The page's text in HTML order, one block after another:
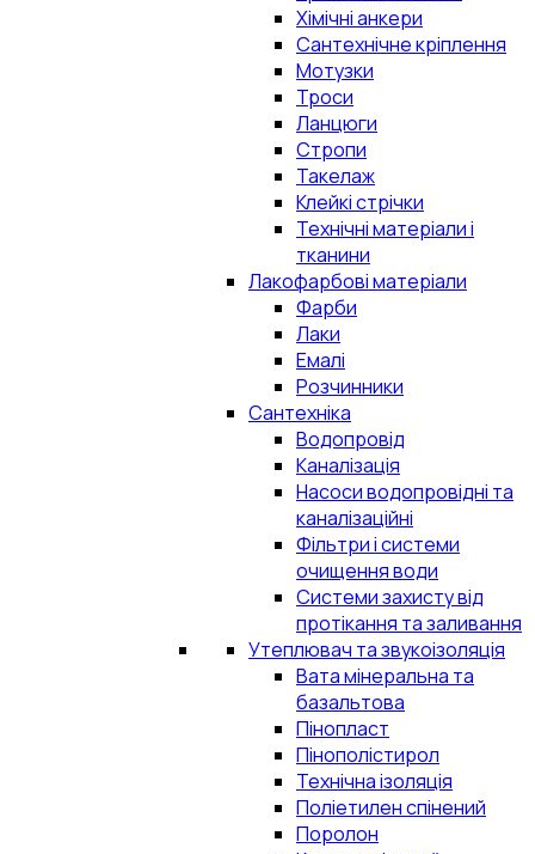
Хімічні анкери
Сантехнічне кріплення
Мотузки
Троси
Ланцюги
Стропи
Такелаж
Клейкі стрічки
Технічні матеріали і
тканини
Лакофарбові матеріали
Фарби
Лаки
Емалі
Розчинники
Сантехніка
Водопровід
Каналізація
Насоси водопровідні та
каналізаційні
Фільтри і системи
очищення води
Системи захисту від
протікання та заливання
Утеплювач та звукоізоляція
Вата мінеральна та
базальтова
Пінопласт
Пінополістирол
Технічна ізоляція
Поліетилен спінений
Поролон